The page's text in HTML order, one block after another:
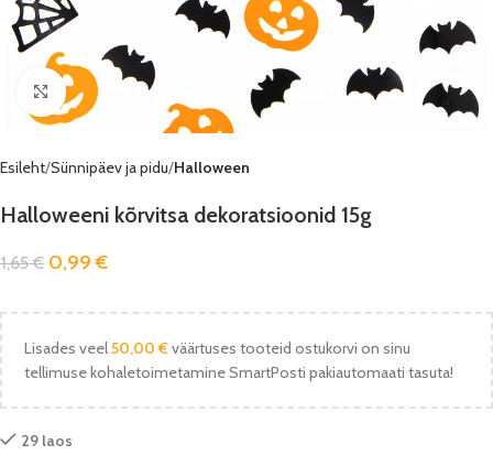
Vaata pilti
Esileht Sünnipäev ja pidu Halloween
Halloweeni kõrvitsa dekoratsioonid 15g
1,65€ 0,99€
Lisades veel50,00 €väärtuses tooteid ostukorvi on sinu
tellimuse kohaletoimetamine SmartPosti pakiautomaati tasuta!
29 laos